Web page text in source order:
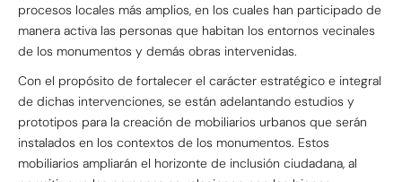
procesos locales más amplios, en los cuales han participado de
manera activa las personas que habitan los entornos vecinales
de los monumentos y demás obras intervenidas.
Con el propósito de fortalecer el carácter estratégico e integral
de dichas intervenciones, se están adelantando estudios y
prototipos para la creación de mobiliarios urbanos que serán
instalados en los contextos de los monumentos. Estos
mobiliarios ampliarán el horizonte de inclusión ciudadana, al